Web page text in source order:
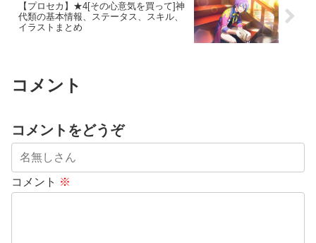
【プロセカ】★4[その心意気を買って]神
代類の基本情報、ステータス、スキル、
イラストまとめ
コメント
コメントをどうぞ
コメント ※